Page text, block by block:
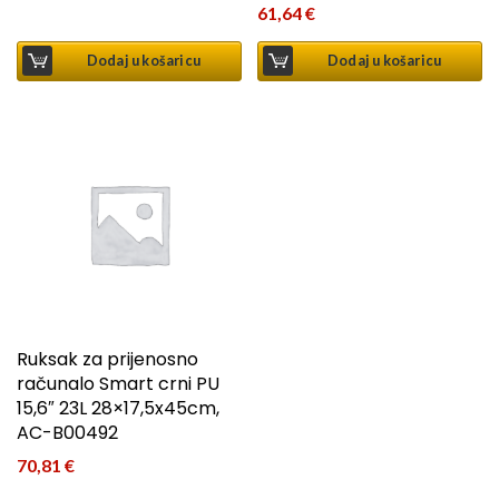
Dodaj u košaricu
61,64€
Dodaj u košaricu
Ruksak za prijenosno
računalo Smart crni PU
15,6″ 23L 28×17,5x45cm,
AC-B00492
70,81 €